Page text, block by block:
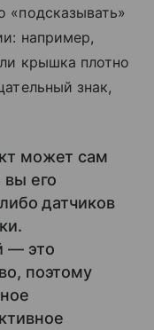
«подсказывать»
например,
крышка плотно
знак,
может сам
вы его
датчиков
— это
поэтому